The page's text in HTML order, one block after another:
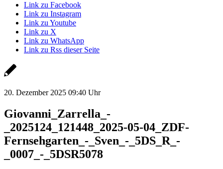
Link zu Facebook
Link zu Instagram
Link zu Youtube
Link zu X
Link zu WhatsApp
Link zu Rss dieser Seite
20. Dezember 2025 09:40 Uhr
Giovanni_Zarrella_-
_2025124_121448_2025-05-04_ZDF-
Fernsehgarten_-_Sven_-_5DS_R_-
_0007_-_5DSR5078